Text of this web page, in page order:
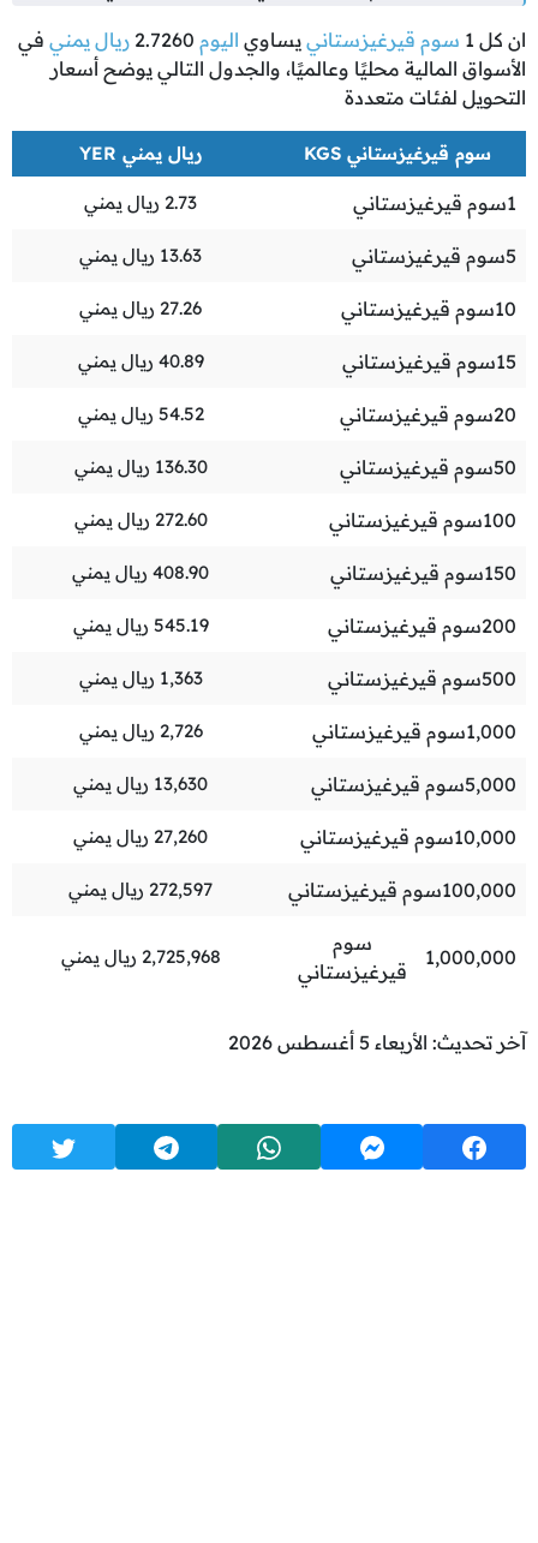
ان كل 1 سوم قيرغيزستاني يساوي اليوم 2.7260 ريال يمني في
الأسواق المالية محليًا وعالميًا، والجدول التالي يوضح أسعار
التحويل لفئات متعددة
سوم قيرغيزستاني KGS ريال يمني YER
1سوم قيرغيزستاني 2.73 ريال يمني
5سوم قيرغيزستاني 13.63 ريال يمني
10سوم قيرغيزستاني 27.26 ريال يمني
15سوم قيرغيزستاني 40.89 ريال يمني
20سوم قيرغيزستاني 54.52 ريال يمني
50سوم قيرغيزستاني 136.30 ريال يمني
100سوم قيرغيزستاني 272.60 ريال يمني
150سوم قيرغيزستاني 408.90 ريال يمني
200سوم قيرغيزستاني 545.19 ريال يمني
500سوم قيرغيزستاني 1,363 ريال يمني
1,000سوم قيرغيزستاني 2,726 ريال يمني
5,000سوم قيرغيزستاني 13,630 ريال يمني
10,000سوم قيرغيزستاني 27,260 ريال يمني
100,000سوم قيرغيزستاني 272,597 ريال يمني
1,000,000
سوم
قيرغيزستاني
2,725,968 ريال يمني
آخر تحديث: الأربعاء 5 أغسطس 2026